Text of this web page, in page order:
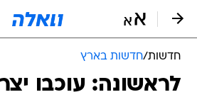
חדשות/חדשות בארץ
לראשונה: עוכבו